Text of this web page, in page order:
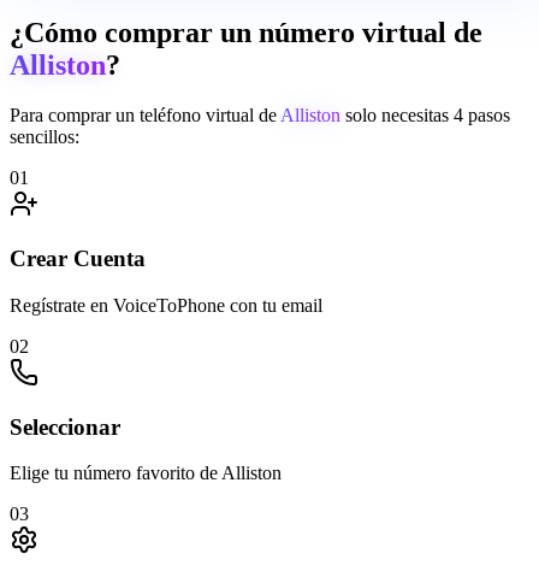
¿Cómo comprar un número virtual de
Alliston?
Para comprar un teléfono virtual deAlliston solo necesitas 4 pasos
sencillos:
01
Crear Cuenta
Regístrate en VoiceToPhone con tu email
02
Seleccionar
Elige tu número favorito de Alliston
03